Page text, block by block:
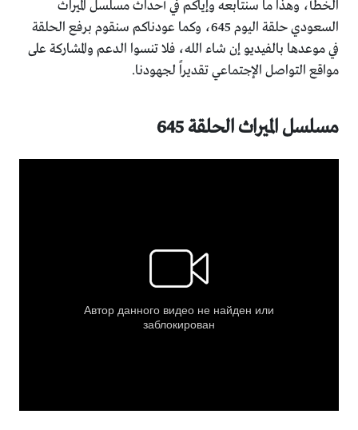
الخطأ، وهذا ما سنتابعه وإياكم في أحداث مسلسل الميراث
السعودي حلقة اليوم 645، وكما عودناكم سنقوم برفع الحلقة
في موعدها بالفيديو إن شاء الله، فلا تنسوا الدعم والمشاركة على
مواقع التواصل الإجتماعي تقديراً لجهودنا.
مسلسل الميراث الحلقة 645